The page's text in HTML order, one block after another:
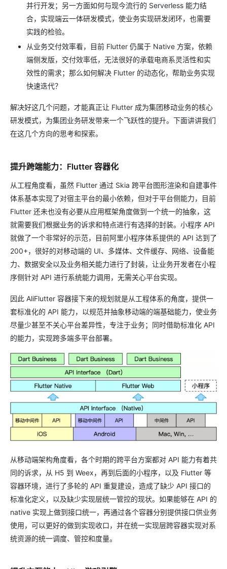
并行开发；另一方面如何与现今流行的 Serverless 能力结
合，实现端云一体研发模式，使业务实现研发闭环，也需要
实践的检验。
从业务交付效率看，目前 Flutter 仍属于 Native 方案，依赖
端侧发版，交付效率低，无法很好的承载电商系灵活性和实
效性的需求；那么如何解决 Flutter 的动态化，帮助业务实现
快速迭代？
解决好这几个问题，才能真正让 Flutter 成为集团移动业务的核心
研发模式，为集团业务研发带来一个飞跃性的提升。下面讲讲我们
在这几个方向的思考和探索。
提升跨端能力：Flutter 容器化
从工程角度看，虽然 Flutter 通过 Skia 跨平台图形渲染和自建事件
体系基本实现了对宿主平台的最小依赖，但对于平台侧能力，目前
Flutter 还未也没有必要从应用框架角度做到一个统一的抽象，这
就需要我们根据业务的诉求和特点进行有选择的封装。小程序 API
就做了一个非常好的示范，目前阿里小程序体系提供的 API 达到了
200+，很好的对移动端的 UI、多媒体、文件缓存、网络、设备能
力、数据安全以及业务相关能力进行了封装，让业务开发者在小程
序侧针对 API 进行系统能力调用，无需关心平台实现。
因此 AliFlutter 容器接下来的规划就是从工程体系的角度，提供一
套标准化的 API 能力，以规范并抽象移动端的端基础能力，使业务
尽量少甚至不关心平台差异性，专注于业务；同时借助标准化 API
的能力，实现跨多端多平台部署。
从移动端架构角度看，各个时期的跨平台方案都对 API 能力有着共
同的诉求，从 H5 到 Weex，再到后面的小程序，以及 Flutter 等
容器环境，进行了多轮的 API 重复建设，造成了缺少 API 接口的
标准化定义，以及缺少实现层统一管控的现状。如果能够在 API 的
native 实现上做到接口统一，再通过各个容器分别提供接口供业务
使用，可以更好的做到实现收口，并在统一实现层跨容器实现对系
统资源的统一调度、管控和度量。